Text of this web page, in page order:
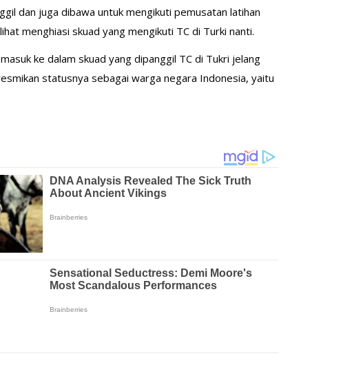
dan juga dibawa untuk mengikuti pemusatan latihan
menghiasi skuad yang mengikuti TC di Turki nanti.
ke dalam skuad yang dipanggil TC di Tukri jelang
statusnya sebagai warga negara Indonesia, yaitu